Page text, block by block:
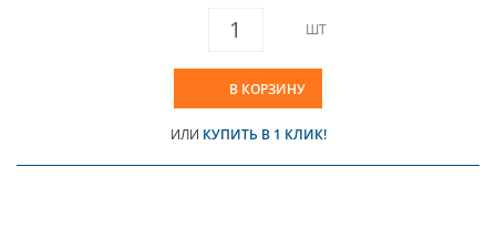
ШТ
В КОРЗИНУ
ИЛИ КУПИТЬ В 1 КЛИК!